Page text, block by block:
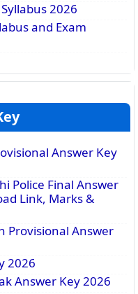
2026
and Exam
Answer Key
Police Final Answer
Link, Marks &
Provisional Answer
2026
Answer Key 2026